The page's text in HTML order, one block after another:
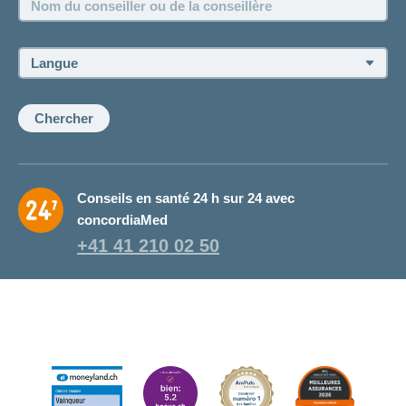
du
ou
de
conseillère:
Langue:
Chercher
Conseils en santé 24 h sur 24 avec
concordiaMed
+41 41 210 02 50